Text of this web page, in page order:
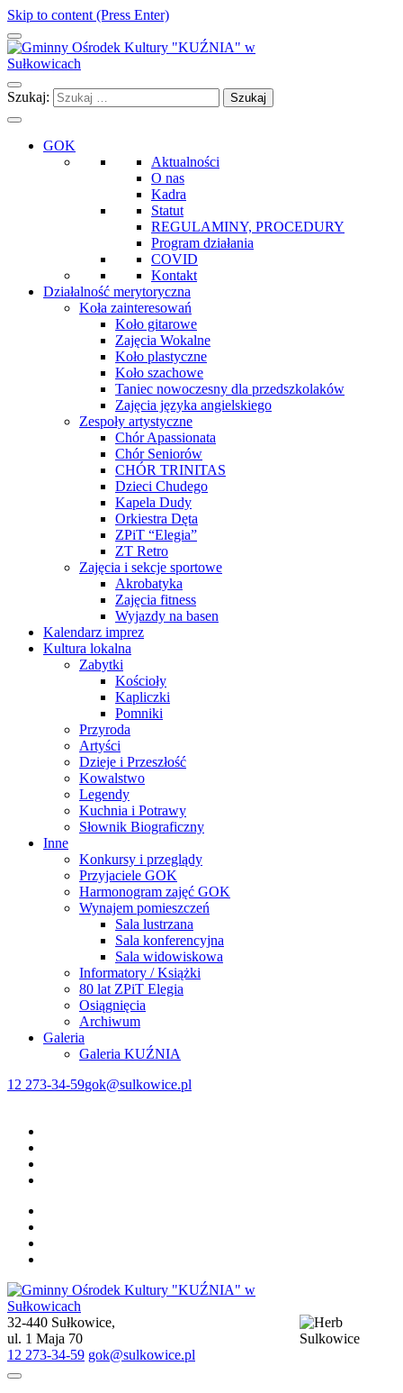
Skip to content (Press Enter)
Gminny Ośrodek Kultury "KUŹNIA" w Sułkowicach
Szukaj:
GOK
Aktualności
O nas
Kadra
Statut
REGULAMINY, PROCEDURY
Program działania
COVID
Kontakt
Działalność merytoryczna
Koła zainteresowań
Koło gitarowe
Zajęcia Wokalne
Koło plastyczne
Koło szachowe
Taniec nowoczesny dla przedszkolaków
Zajęcia języka angielskiego
Zespoły artystyczne
Chór Apassionata
Chór Seniorów
CHÓR TRINITAS
Dzieci Chudego
Kapela Dudy
Orkiestra Dęta
ZPiT “Elegia”
ZT Retro
Zajęcia i sekcje sportowe
Akrobatyka
Zajęcia fitness
Wyjazdy na basen
Kalendarz imprez
Kultura lokalna
Zabytki
Kościoły
Kapliczki
Pomniki
Przyroda
Artyści
Dzieje i Przeszłość
Kowalstwo
Legendy
Kuchnia i Potrawy
Słownik Biograficzny
Inne
Konkursy i przeglądy
Przyjaciele GOK
Harmonogram zajęć GOK
Wynajem pomieszczeń
Sala lustrzana
Sala konferencyjna
Sala widowiskowa
Informatory / Książki
80 lat ZPiT Elegia
Osiągnięcia
Archiwum
Galeria
Galeria KUŹNIA
12 273-34-59gok@sulkowice.pl
Gminny Ośrodek Kultury "KUŹNIA" w Sułkowicach
32-440 Sułkowice,
ul. 1 Maja 70
12 273-34-59 gok@sulkowice.pl